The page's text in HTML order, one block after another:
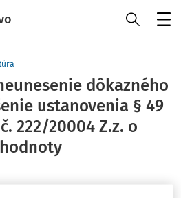
dôkazného
ustanovenia § 49
222/20004 Z.z. o